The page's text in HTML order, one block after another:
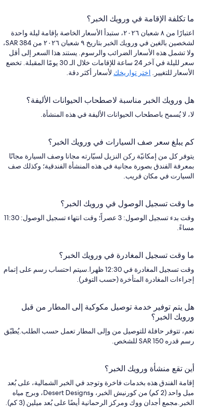
ما تكلفة الإقامة في ورويك الخبر؟
اعتبارًا من ٨ شعبان ٢٠٢٦، ستبدأ الأسعار الخاصة بإقامة ليلة واحدة
لشخصين بالغين في ورويك الخبر بتاريخ ٩ شعبان ٢٠٢٦ من SAR 384،
ولا تشمل هذه الأسعار الضرائب والرسوم. يستند هذا السعر إلى أقل
سعر لليلة في آخر 24 ساعة للإقامات خلال الـ 30 يومًا المقبلة. تخضع
الأسعار للتغيير. اختر تواريخك لأسعار أكثر دقة.
هل ورويك الخبر مناسبة لاصطحاب الحيوانات الأليفة؟
لا، لا يُسمح باصطحاب الحيوانات الأليفة في هذه المنشأة.
كم يبلغ سعر صف السيارات في ورويك الخبر؟
يتوفر كل من إمكانيّة ركن النزيل لسيّارته مجانا وصف السيارة مجانًا
بمعرفة الفندق بصورة مجانية في هذه المنشأة الفندقية؛ وكذلك صف
السيارت في مكان قريب.
ما وقت تسجيل الوصول في ورويك الخبر؟
وقت بدء تسجيل الوصول: 3 عصراً؛ وقت انتهاء تسجيل الوصول: 11:30
مساءً.
ما وقت تسجيل المغادرة في ورويك الخبر؟
وقت تسجيل المغادرة في 12:30 ظهرا.سيتم احتساب رسم على إتمام
إجراءات المغادرة المتأخرة (حسب التوفر).
هل يتم توفير خدمة توصيل مكوكية إلى المطار من قبل
ورويك الخبر؟
نعم، تتوفر حافلة للتوصيل من وإلى المطار تعمل حسب الطلب.يُطبّق
رسم قدره SAR 150 للشخص.
أين تقع منشأة ورويك الخبر؟
إقامة الفندق هذه بخدمات فاخرة وتوجد في الخبر الشمالية، على بُعد
ميل واحد (2 كم) من كورنيش الخبر، وDesert Designs، وبرج مياه
الخبر.مجمع أجدان ووك ومركز الرحمانية أيضًا على بُعد ميلين (3 كم).